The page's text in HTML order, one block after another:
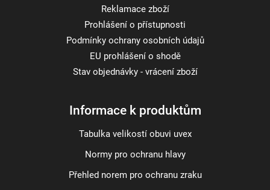
Reklamace zboží
Prohlášení o přístupnosti
Podmínky ochrany osobních údajů
EU prohlášení o shodě
Stav objednávky - vrácení zboží
Informace k produktům
Tabulka velikostí obuvi uvex
Normy pro ochranu hlavy
Přehled norem pro ochranu zraku